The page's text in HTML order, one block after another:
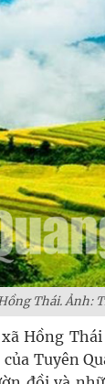
Thái. Ảnh:
Hồng
Tuyên